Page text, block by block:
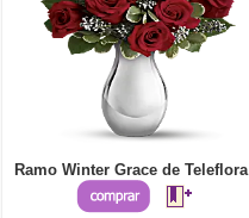
Ramo Winter Grace de Teleflora